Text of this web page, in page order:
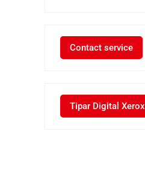
Contact service
Tipar Digital Xerox